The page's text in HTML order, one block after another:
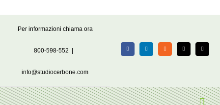
Per informazioni chiama ora
800-598-552
info@studiocerbone.com
FacebookLinkedIn Rss X Email